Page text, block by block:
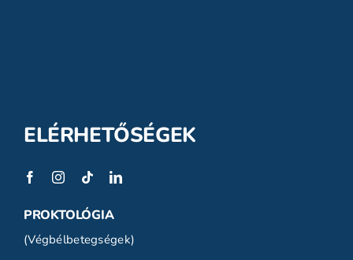
ELÉRHETŐSÉGEK
PROKTOLÓGIA
(Végbélbetegségek)